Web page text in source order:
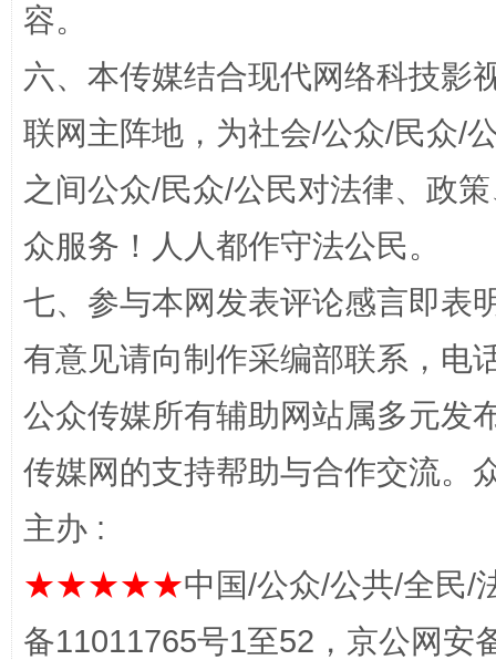
千年窑火 生生不息 一
揭开“小金库”的免责幌子
容。
六、本传媒结合现代网络科技影
联网主阵地，为社会/公众/民众/
之间公众/民众/公民对法律、政
众服务！人人都作守法公民。
七、参与本网发表评论感言即表
有意见请向制作采编部联系，电
公众传媒所有辅助网站属多元发
传媒网的支持帮助与合作交流。
主办 :
★★★★★中国/公众/公共/全民/
备11011765号1至52，京公网安